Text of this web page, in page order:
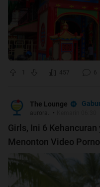
457 6
The Lounge
aurora.. •
Girls, Ini 6
Menonton Video